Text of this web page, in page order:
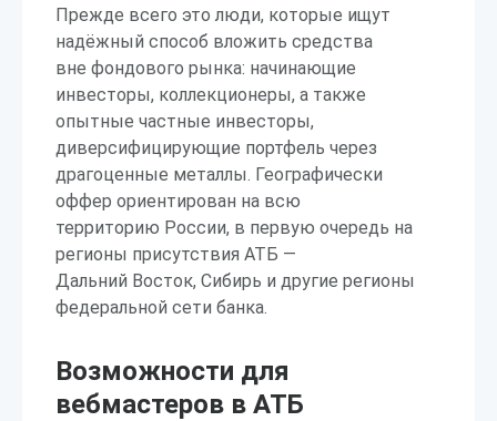
Прежде всего это люди, которые ищут
надёжный способ вложить средства
вне фондового рынка: начинающие
инвесторы, коллекционеры, а также
опытные частные инвесторы,
диверсифицирующие портфель через
драгоценные металлы. Географически
оффер ориентирован на всю
территорию России, в первую очередь на
регионы присутствия АТБ —
Дальний Восток, Сибирь и другие регионы
федеральной сети банка.
Возможности для
вебмастеров в АТБ